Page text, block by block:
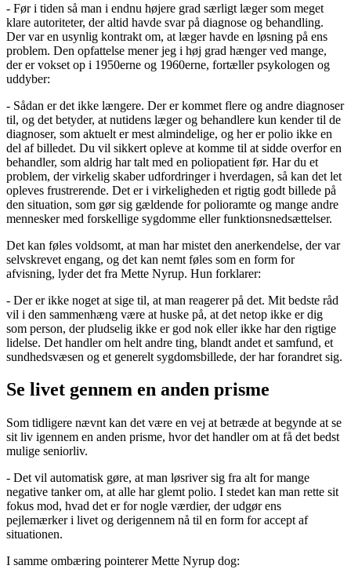
- Før i tiden så man i endnu højere grad særligt læger som meget
klare autoriteter, der altid havde svar på diagnose og behandling.
Der var en usynlig kontrakt om, at læger havde en løsning på ens
problem. Den opfattelse mener jeg i høj grad hænger ved mange,
der er vokset op i 1950erne og 1960erne, fortæller psykologen og
uddyber:
- Sådan er det ikke længere. Der er kommet flere og andre diagnoser
til, og det betyder, at nutidens læger og behandlere kun kender til de
diagnoser, som aktuelt er mest almindelige, og her er polio ikke en
del af billedet. Du vil sikkert opleve at komme til at sidde overfor en
behandler, som aldrig har talt med en poliopatient før. Har du et
problem, der virkelig skaber udfordringer i hverdagen, så kan det let
opleves frustrerende. Det er i virkeligheden et rigtig godt billede på
den situation, som gør sig gældende for polioramte og mange andre
mennesker med forskellige sygdomme eller funktionsnedsættelser.
Det kan føles voldsomt, at man har mistet den anerkendelse, der var
selvskrevet engang, og det kan nemt føles som en form for
afvisning, lyder det fra Mette Nyrup. Hun forklarer:
- Der er ikke noget at sige til, at man reagerer på det. Mit bedste råd
vil i den sammenhæng være at huske på, at det netop ikke er dig
som person, der pludselig ikke er god nok eller ikke har den rigtige
lidelse. Det handler om helt andre ting, blandt andet et samfund, et
sundhedsvæsen og et generelt sygdomsbillede, der har forandret sig.
Se livet gennem en anden prisme
Som tidligere nævnt kan det være en vej at betræde at begynde at se
sit liv igennem en anden prisme, hvor det handler om at få det bedst
mulige seniorliv.
- Det vil automatisk gøre, at man løsriver sig fra alt for mange
negative tanker om, at alle har glemt polio. I stedet kan man rette sit
fokus mod, hvad det er for nogle værdier, der udgør ens
pejlemærker i livet og derigennem nå til en form for accept af
situationen.
I samme ombæring pointerer Mette Nyrup dog: